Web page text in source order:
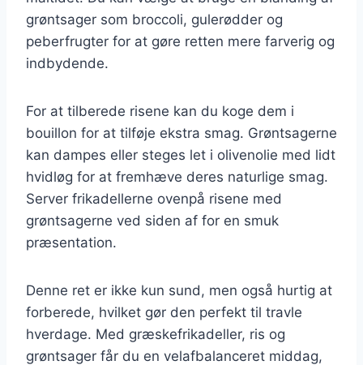
grøntsager som broccoli, gulerødder og
peberfrugter for at gøre retten mere farverig og
indbydende.
For at tilberede risene kan du koge dem i
bouillon for at tilføje ekstra smag. Grøntsagerne
kan dampes eller steges let i olivenolie med lidt
hvidløg for at fremhæve deres naturlige smag.
Server frikadellerne ovenpå risene med
grøntsagerne ved siden af for en smuk
præsentation.
Denne ret er ikke kun sund, men også hurtig at
forberede, hvilket gør den perfekt til travle
hverdage. Med græskefrikadeller, ris og
grøntsager får du en velafbalanceret middag,